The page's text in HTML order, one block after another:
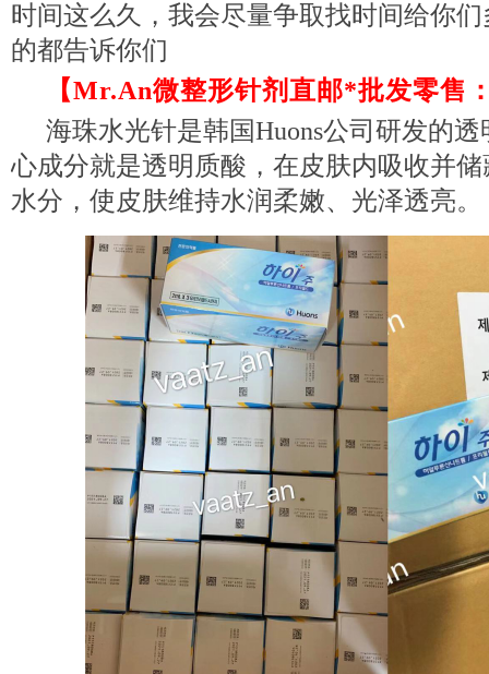
时间这么久，我会尽量争取找时间给你
的都告诉你们
【Mr.An微整形针剂直邮*批发零售
海珠水光针是韩国Huons公司研发的
心成分就是透明质酸，在皮肤内吸收并
水分，使皮肤维持水润柔嫩、光泽透亮。